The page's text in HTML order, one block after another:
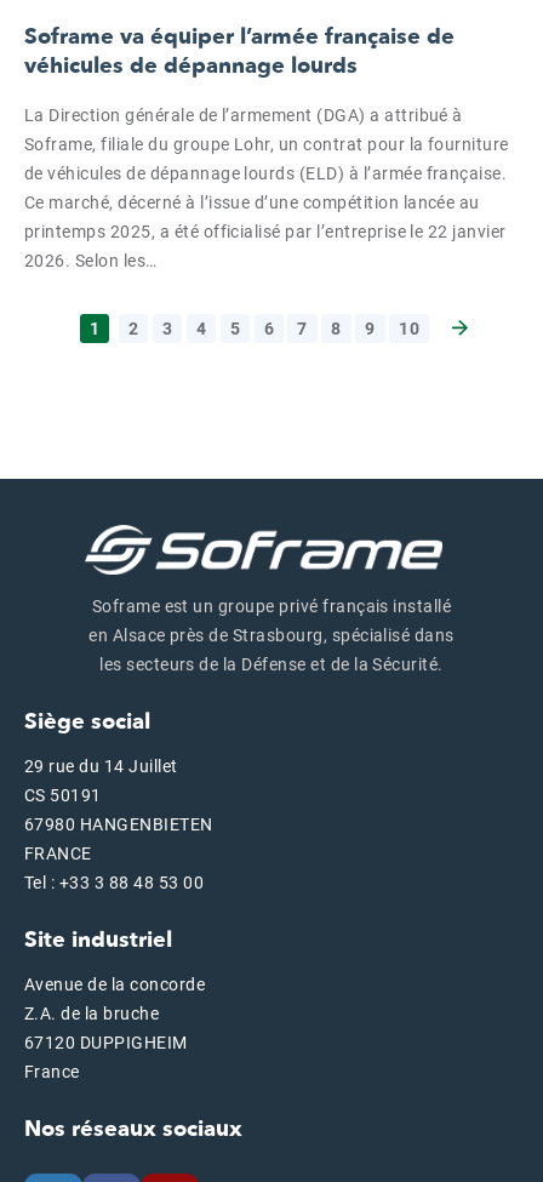
Soframe va équiper l’armée française de
véhicules de dépannage lourds
La Direction générale de l’armement (DGA) a attribué à
Soframe, filiale du groupe Lohr, un contrat pour la fourniture
de véhicules de dépannage lourds (ELD) à l’armée française.
Ce marché, décerné à l’issue d’une compétition lancée au
printemps 2025, a été officialisé par l’entreprise le 22 janvier
2026. Selon les…
1 2 3 4 5 6 7 8 9 10 Page
Soframe est un groupe privé français installé
en Alsace près de Strasbourg, spécialisé dans
les secteurs de la Défense et de la Sécurité.
Siège social
29 rue du 14 Juillet
CS 50191
67980 HANGENBIETEN
FRANCE
Tel : +33 3 88 48 53 00
Site industriel
Avenue de la concorde
Z.A. de la bruche
67120 DUPPIGHEIM
France
Nos réseaux sociaux